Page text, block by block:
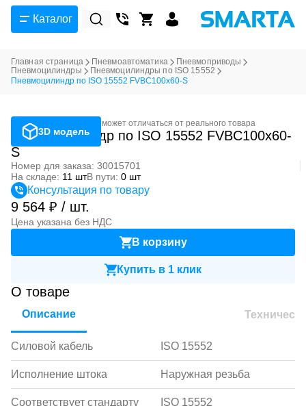
Каталог
Главная страница Пневмоавтоматика
Пневмоприводы
Пневмоцилиндры
Пневмоцилиндры по ISO 15552
Пневмоцилиндр по ISO 15552 FVBC100x60-S
3D модель
Фотография может отличаться от реального товара
Пневмоцилиндр по ISO 15552 FVBC100x60-
S
Номер для заказа: 30015701
На складе: 11 штВ пути: 0 шт
Консультация по товару
9 564 ₽ / шт.
Цена указана без НДС
В корзину
Купить в 1 клик
О товаре
Описание
Силовой кабель ISO 15552
Исполнение штока Наружная резьба
Соответствует стандарту ISO 15552